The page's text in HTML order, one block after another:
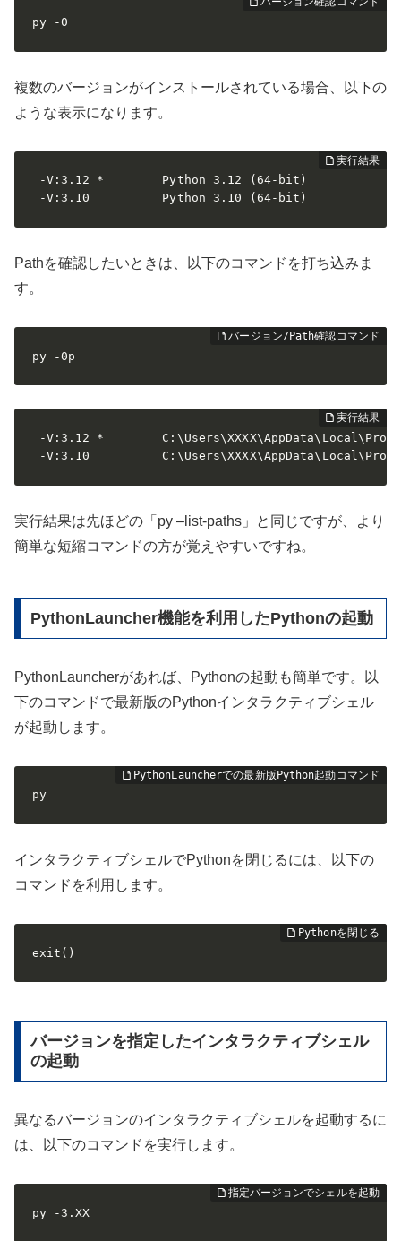
py -0
複数のバージョンがインストールされている場合、以下の
ような表示になります。
-V:3.12 *        Python 3.12 (64-bit)
-V:3.10          Python 3.10 (64-bit)
Pathを確認したいときは、以下のコマンドを打ち込みま
す。
py -0p
-V:3.12 *
-V:3.10
実行結果は先ほどの「py –list-paths」と同じですが、より
簡単な短縮コマンドの方が覚えやすいですね。
PythonLauncher機能を利用したPythonの起動
PythonLauncherがあれば、Pythonの起動も簡単です。以
下のコマンドで最新版のPythonインタラクティブシェル
が起動します。
py
インタラクティブシェルでPythonを閉じるには、以下の
コマンドを利用します。
exit()
バージョンを指定したインタラクティブシェル
の起動
異なるバージョンのインタラクティブシェルを起動するに
は、以下のコマンドを実行します。
py -3.XX